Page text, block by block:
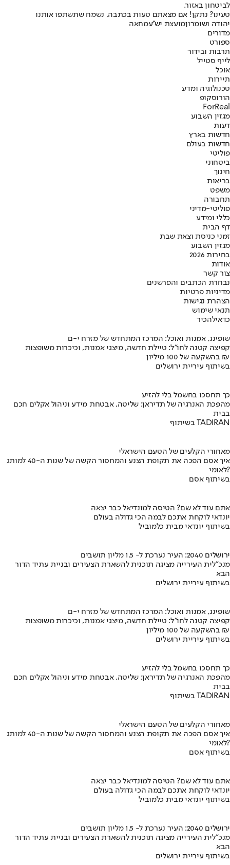
לביטחון באזור.
טעינו? נתקן! אם מצאתם טעות בכתבה, נשמח שתשתפו אותנו
יהודה ושומרוןמועצת יש''עמחאה
מדורים
ספורט
תרבות ובידור
לייף סטייל
אוכל
תיירות
טכנולוגיה ומדע
הורוסקופ
ForReal
מגזין השבוע
דעות
חדשות בארץ
חדשות בעולם
פוליטי
ביטחוני
חינוך
בריאות
משפט
תחבורה
פוליטי-מדיני
כללי ומידע
דף הבית
זמני כניסת וצאת שבת
מגזין השבוע
בחירות 2026
אודות
צור קשר
נבחרת הכתבים והפרשנים
מדיניות פרטיות
הצהרת נגישות
תנאי שימוש
כדאילהכיר
שופינג, אמנות ואוכל: המרכז המתחדש של מזרח י-ם
קפיצה קטנה לחו"ל: טיילת חדשה, מיצגי אמנות, וכיכרות משופצות
בהשקעה של 100 מיליון ₪
בשיתוף עיריית ירושלים
כך תחסכו בחשמל בלי להזיע
מהפכת האנרגיה של תדיראן: שליטה, אבטחת מידע וניהול אקלים חכם
בבית
בשיתוף TADIRAN
מאחורי הקלעים של הטעם הישראלי
איך אסם הפכה את תקופת הצנע והמחסור הקשה של שנות ה-40 למותג
לאומי?
בשיתוף אסם
אתם עוד לא שם? הטיסה למונדיאל כבר יצאה
יונדאי לוקחת אתכם לבמה הכי גדולה בעולם
בשיתוף יונדאי מבית כלמוביל
ירושלים 2040: העיר נערכת ל- 1.5 מליון תושבים
מנכ"לית העירייה מציגה תוכנית להשארת הצעירים ובניית עתיד הדור
הבא
בשיתוף עיריית ירושלים
שופינג, אמנות ואוכל: המרכז המתחדש של מזרח י-ם
קפיצה קטנה לחו"ל: טיילת חדשה, מיצגי אמנות, וכיכרות משופצות
בהשקעה של 100 מיליון ₪
בשיתוף עיריית ירושלים
כך תחסכו בחשמל בלי להזיע
מהפכת האנרגיה של תדיראן: שליטה, אבטחת מידע וניהול אקלים חכם
בבית
בשיתוף TADIRAN
מאחורי הקלעים של הטעם הישראלי
איך אסם הפכה את תקופת הצנע והמחסור הקשה של שנות ה-40 למותג
לאומי?
בשיתוף אסם
אתם עוד לא שם? הטיסה למונדיאל כבר יצאה
יונדאי לוקחת אתכם לבמה הכי גדולה בעולם
בשיתוף יונדאי מבית כלמוביל
ירושלים 2040: העיר נערכת ל- 1.5 מליון תושבים
מנכ"לית העירייה מציגה תוכנית להשארת הצעירים ובניית עתיד הדור
הבא
בשיתוף עיריית ירושלים